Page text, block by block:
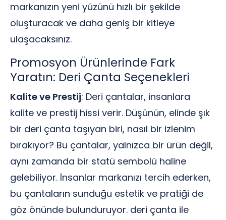
markanızın yeni yüzünü hızlı bir şekilde
oluşturacak ve daha geniş bir kitleye
ulaşacaksınız.
Promosyon Ürünlerinde Fark
Yaratın: Deri Çanta Seçenekleri
Kalite ve Prestij: Deri çantalar, insanlara
kalite ve prestij hissi verir. Düşünün, elinde şık
bir deri çanta taşıyan biri, nasıl bir izlenim
bırakıyor? Bu çantalar, yalnızca bir ürün değil,
aynı zamanda bir statü sembolü haline
gelebiliyor. İnsanlar markanızı tercih ederken,
bu çantaların sunduğu estetik ve pratiği de
göz önünde bulunduruyor. deri çanta ile